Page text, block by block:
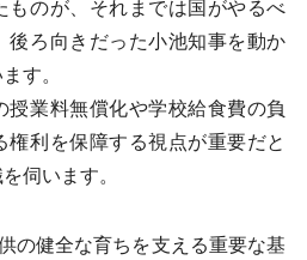
ものが、それまでは国がやるべ
後ろ向きだった小池知事を動か
す。
業料無償化や学校給食費の負
権利を保障する視点が重要だと
伺います。
健全な育ちを支える重要な基